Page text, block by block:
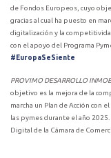
de Fondos Europeos, cuyo
gracias al cual ha puesto en
digitalización y la
con el apoyo del Programa
#EuropaSeSiente
PROVIMO DESARROLLO
objetivo es la mejora de la
marcha un Plan de Acción con
las pymes durante el año
Digital de la Cámara de